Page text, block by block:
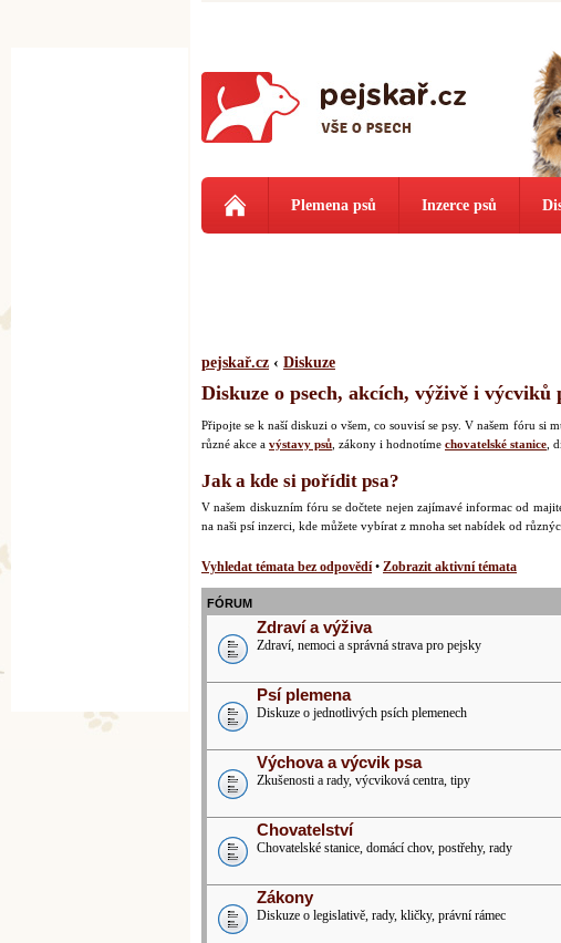
Plemena psů Inzerce psů
pejskař.cz ‹ Diskuze
Diskuze o psech, akcích, výživě i výcviků
Připojte se k naší diskuzi o všem, co souvisí se psy. V našem fóru si
různé akce a výstavy psů , zákony i hodnotíme chovatelské stanice ,
Jak a kde si pořídit psa?
V našem diskuzním fóru se dočtete nejen zajímavé informac od
na naši psí inzerci, kde můžete vybírat z mnoha set nabídek od
Vyhledat témata bez odpovědí• Zobrazit aktivní témata
FÓRUM
Zdraví a výživa
Zdraví, nemoci a správná strava pro pejsky
Psí plemena
Diskuze o jednotlivých psích plemenech
Výchova a výcvik psa
Zkušenosti a rady, výcviková centra, tipy
Chovatelství
Chovatelské stanice, domácí chov, postřehy, rady
Zákony
Diskuze o legislativě, rady, kličky, právní rámec